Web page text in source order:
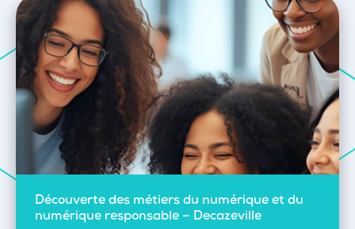
Découverte des métiers du numérique et du
numérique responsable – Decazeville